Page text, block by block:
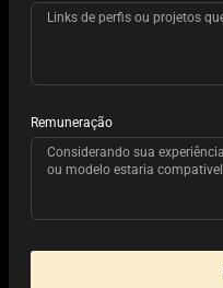
Remuneração